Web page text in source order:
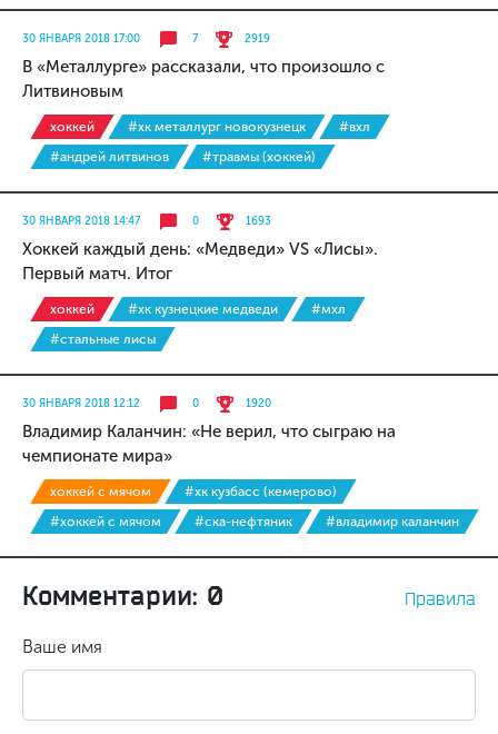
30 ЯНВАРЯ 2018 17:00 7 2919
В «Металлурге» рассказали, что произошло с
Литвиновым
хоккей #хк металлург новокузнецк
#вхл
#андрей литвинов
#травмы (хоккей)
30 ЯНВАРЯ 2018 14:47 0 1693
Хоккей каждый день: «Медведи» VS «Лисы».
Первый матч. Итог
хоккей #хк кузнецкие медведи
#мхл
#стальные лисы
30 ЯНВАРЯ 2018 12:12 0 1920
Владимир Каланчин: «Не верил, что сыграю на
чемпионате мира»
хоккей с мячом
#хк кузбасс (кемерово)
#хоккей с мячом
#ска-нефтяник #владимир каланчин
Комментарии: 0 Правила
Ваше имя